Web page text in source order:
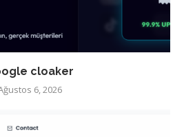
cloaker
6, 2026